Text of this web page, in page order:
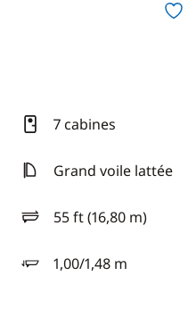
7 cabines
Grand voile lattée
55 ft (16,80 m)
longueur
1,00/1,48 m
tirant d'eau